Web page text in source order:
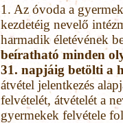
1. Az óvoda a
kezdetéig nevelő
harmadik életévének
beíratható minden
31. napjáig betölti a
átvétel jelentkezés
felvételét, átvételét a
gyermekek felvétele